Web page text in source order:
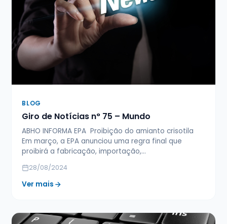
BLOG
Giro de Notícias n° 75 – Mundo
ABHO INFORMA EPA Proibição do amianto crisotila
Em março, a EPA anunciou uma regra final que
proibirá a fabricação, importação,…
28/08/2024
Ver mais